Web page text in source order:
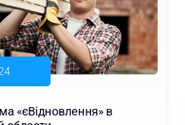
«єВідновлення» в